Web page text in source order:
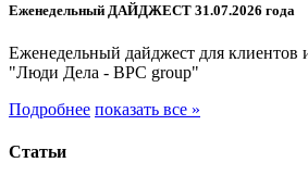
Еженедельный ДАЙДЖЕСТ 31.07.2026 года
Еженедельный дайджест для клиентов
"Люди Дела - BPC group"
Подробнее показать все »
Статьи